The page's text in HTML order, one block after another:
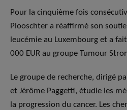
Pour la cinquième fois
Plooschter a réaffirmé son
leucémie au Luxembourg et a
000 EUR au groupe Tumour
Le groupe de recherche, dirigé
et Jérôme Paggetti, étudie les
la progression du cancer. Les